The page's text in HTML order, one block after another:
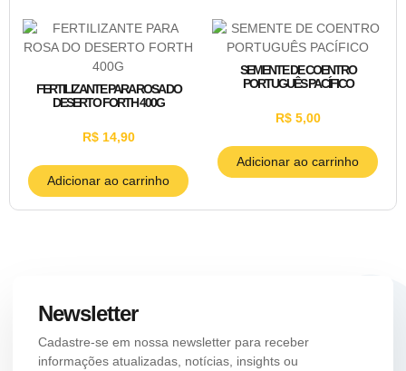
FERTILIZANTE PARA ROSA DO
DESERTO FORTH 400G
R$14,90
Adicionar ao carrinho
SEMENTE DE COENTRO
PORTUGUÊS PACÍFICO
R$5,00
Adicionar ao carrinho
Newsletter
Cadastre-se em nossa newsletter para receber
informações atualizadas, notícias, insights ou